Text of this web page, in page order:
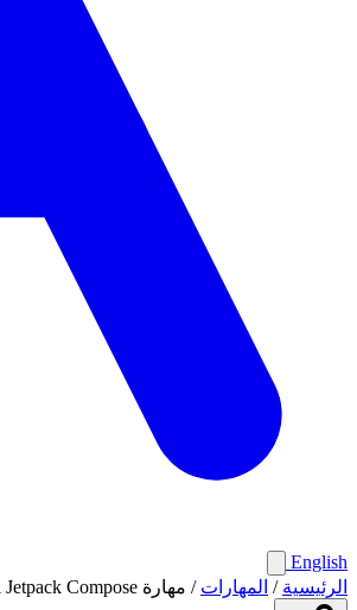
English
الرئيسية / المهارات / مهارة Expo Ui Jetpack Compose